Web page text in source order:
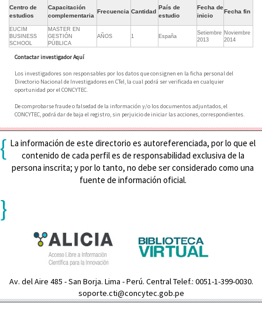
Centro de
estudios
Capacitación
complementaria
Frecuencia Cantidad
País de
estudio
Fecha de
inicio
Fecha fin
EUCIM
BUSINESS
SCHOOL
MASTER EN
GESTIÓN
PÚBLICA
AÑOS 1 España
Setiembre
2013
Noviembre
2014
Contactar investigador Aquí
Los investigadores son responsables por los datos que consignen en la ficha personal del
Directorio Nacional de Investigadores en CTeI, la cual podrá ser verificada en cualquier
oportunidad por el CONCYTEC.
De comprobarse fraude o falsedad de la información y/o los documentos adjuntados, el
CONCYTEC, podrá dar de baja el registro, sin perjuicio de iniciar las acciones, correspondientes.
{ La información de este directorio es autoreferenciada, por lo que el
contenido de cada perfil es de responsabilidad exclusiva de la
persona inscrita; y por lo tanto, no debe ser considerado como una
fuente de información oficial.
}
Av. del Aire 485 - San Borja. Lima - Perú. Central Telef.: 0051-1-399-0030.
soporte.cti@concytec.gob.pe